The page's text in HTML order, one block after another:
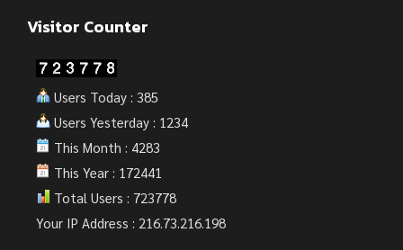
Visitor Counter
Users Today : 385
Users Yesterday : 1234
This Month : 4283
This Year : 172441
Total Users : 723778
Your IP Address : 216.73.216.198